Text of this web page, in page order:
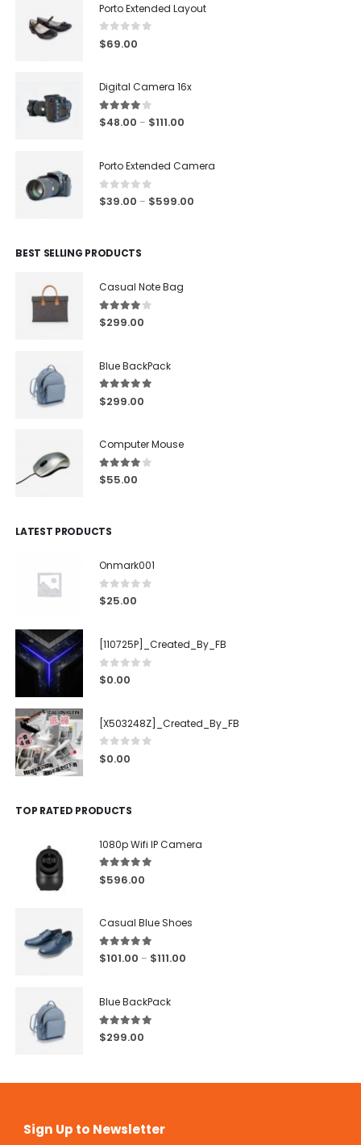
Porto Extended Layout
0 out of 5
$69.00
Digital Camera 16x
4.00out of 5
$48.00 – $111.00
Porto Extended Camera
0out of 5
$39.00 – $599.00
BEST SELLING PRODUCTS
Casual Note Bag
4.00out of 5
$299.00
Blue BackPack
5.00out of 5
$299.00
Computer Mouse
4.00out of 5
$55.00
LATEST PRODUCTS
Onmark001
0out of 5
$25.00
[110725P]_Created_By_FB
0out of 5
$0.00
[X503248Z]_Created_By_FB
0 out of 5
$0.00
TOP RATED PRODUCTS
1080p Wifi IP Camera
5.00out of 5
$596.00
Casual Blue Shoes
5.00 out of 5
$101.00 – $111.00
Blue BackPack
5.00out of 5
$299.00
Sign Up to Newsletter